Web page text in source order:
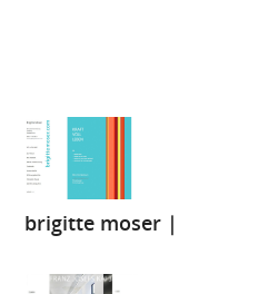
brigitte moser |